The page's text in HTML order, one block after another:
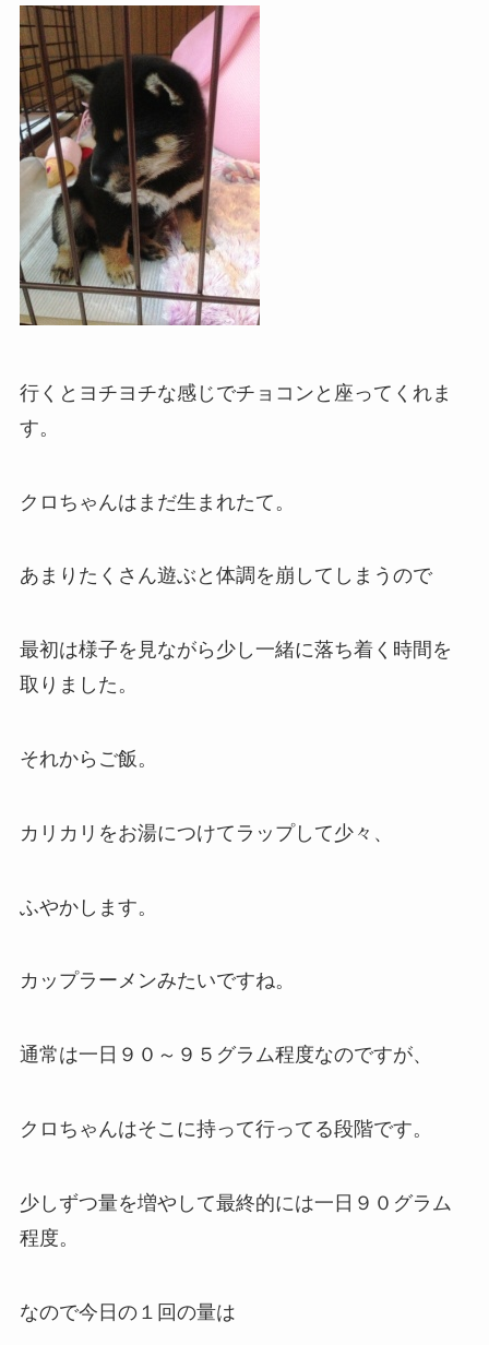
行くとヨチヨチな感じでチョコンと座ってくれま
す。
クロちゃんはまだ生まれたて。
あまりたくさん遊ぶと体調を崩してしまうので
最初は様子を見ながら少し一緒に落ち着く時間を
取りました。
それからご飯。
カリカリをお湯につけてラップして少々、
ふやかします。
カップラーメンみたいですね。
通常は一日９０～９５グラム程度なのですが、
クロちゃんはそこに持って行ってる段階です。
少しずつ量を増やして最終的には一日９０グラム
程度。
なので今日の１回の量は